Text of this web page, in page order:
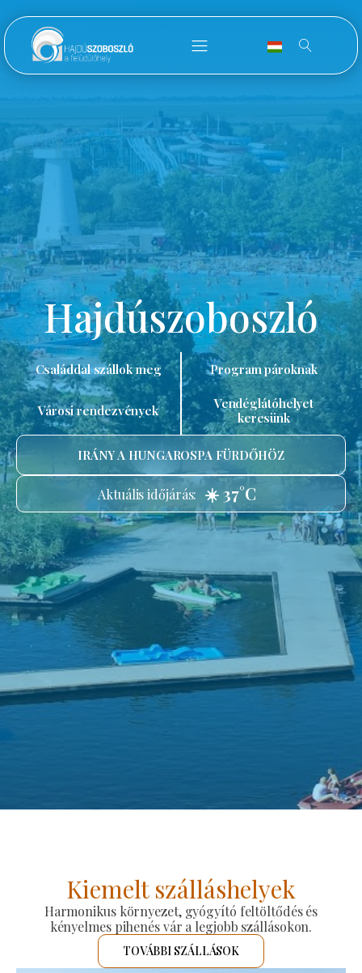
Hajdúszoboszló
Családdal szállok meg Program pároknak
Városi rendezvények
Vendéglátóhelyet
keresünk
IRÁNY A HUNGAROSPA FÜRDŐHÖZ
Aktuális időjárás: ☀️ 37°C
Kiemelt szálláshelyek
Harmonikus környezet, gyógyító feltöltődés és
kényelmes pihenés vár a legjobb szállásokon.
TOVÁBBI SZÁLLÁSOK